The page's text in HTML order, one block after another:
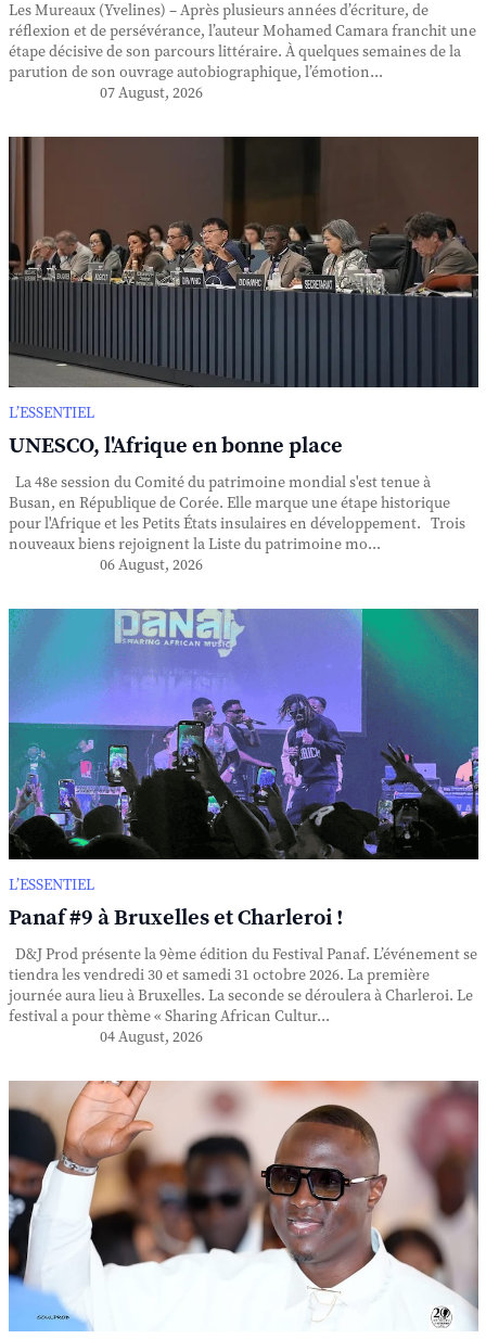
Les Mureaux (Yvelines) – Après plusieurs années d’écriture, de
réflexion et de persévérance, l’auteur Mohamed Camara franchit une
étape décisive de son parcours littéraire. À quelques semaines de la
parution de son ouvrage autobiographique, l’émotion...
07 August, 2026
L’ESSENTIEL
UNESCO, l'Afrique en bonne place
La 48e session du Comité du patrimoine mondial s'est tenue à
Busan, en République de Corée. Elle marque une étape historique
pour l'Afrique et les Petits États insulaires en développement. Trois
nouveaux biens rejoignent la Liste du patrimoine mo...
06 August, 2026
L’ESSENTIEL
Panaf #9 à Bruxelles et Charleroi !
D&J Prod présente la 9ème édition du Festival Panaf. L’événement se
tiendra les vendredi 30 et samedi 31 octobre 2026. La première
journée aura lieu à Bruxelles. La seconde se déroulera à Charleroi. Le
festival a pour thème « Sharing African Cultur...
04 August, 2026